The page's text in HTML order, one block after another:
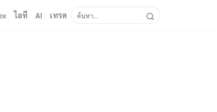
ไอที AI เทรด